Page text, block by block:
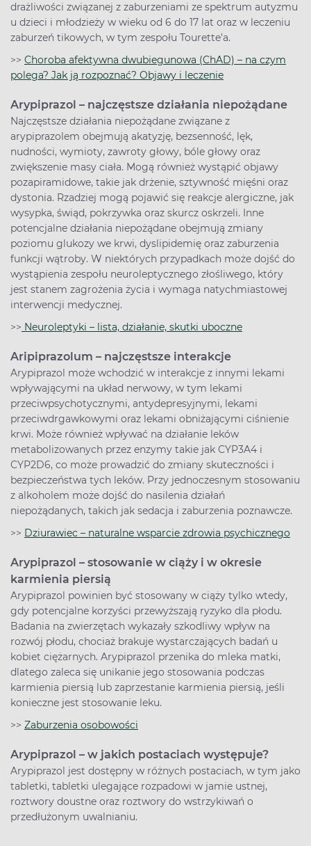
drażliwości związanej z zaburzeniami ze spektrum autyzmu
u dzieci i młodzieży w wieku od 6 do 17 lat oraz w leczeniu
zaburzeń tikowych, w tym zespołu Tourette’a.
>> Choroba afektywna dwubiegunowa (ChAD) – na czym
polega? Jak ją rozpoznać? Objawy i leczenie
Arypiprazol – najczęstsze działania niepożądane
Najczęstsze działania niepożądane związane z
arypiprazolem obejmują akatyzję, bezsenność, lęk,
nudności, wymioty, zawroty głowy, bóle głowy oraz
zwiększenie masy ciała. Mogą również wystąpić objawy
pozapiramidowe, takie jak drżenie, sztywność mięśni oraz
dystonia. Rzadziej mogą pojawić się reakcje alergiczne, jak
wysypka, świąd, pokrzywka oraz skurcz oskrzeli. Inne
potencjalne działania niepożądane obejmują zmiany
poziomu glukozy we krwi, dyslipidemię oraz zaburzenia
funkcji wątroby. W niektórych przypadkach może dojść do
wystąpienia zespołu neuroleptycznego złośliwego, który
jest stanem zagrożenia życia i wymaga natychmiastowej
interwencji medycznej.
>> Neuroleptyki – lista, działanie, skutki uboczne
Aripiprazolum – najczęstsze interakcje
Arypiprazol może wchodzić w interakcje z innymi lekami
wpływającymi na układ nerwowy, w tym lekami
przeciwpsychotycznymi, antydepresyjnymi, lekami
przeciwdrgawkowymi oraz lekami obniżającymi ciśnienie
krwi. Może również wpływać na działanie leków
metabolizowanych przez enzymy takie jak CYP3A4 i
CYP2D6, co może prowadzić do zmiany skuteczności i
bezpieczeństwa tych leków. Przy jednoczesnym stosowaniu
z alkoholem może dojść do nasilenia działań
niepożądanych, takich jak sedacja i zaburzenia poznawcze.
>> Dziurawiec – naturalne wsparcie zdrowia psychicznego
Arypiprazol – stosowanie w ciąży i w okresie
karmienia piersią
Arypiprazol powinien być stosowany w ciąży tylko wtedy,
gdy potencjalne korzyści przewyższają ryzyko dla płodu.
Badania na zwierzętach wykazały szkodliwy wpływ na
rozwój płodu, chociaż brakuje wystarczających badań u
kobiet ciężarnych. Arypiprazol przenika do mleka matki,
dlatego zaleca się unikanie jego stosowania podczas
karmienia piersią lub zaprzestanie karmienia piersią, jeśli
konieczne jest stosowanie leku.
>> Zaburzenia osobowości
Arypiprazol – w jakich postaciach występuje?
Arypiprazol jest dostępny w różnych postaciach, w tym jako
tabletki, tabletki ulegające rozpadowi w jamie ustnej,
roztwory doustne oraz roztwory do wstrzykiwań o
przedłużonym uwalnianiu.